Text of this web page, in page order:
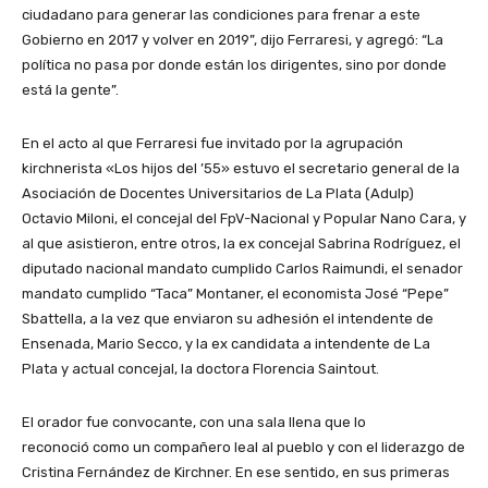
ciudadano para generar las condiciones para frenar a este
Gobierno en 2017 y volver en 2019”, dijo Ferraresi, y agregó: “La
política no pasa por donde están los dirigentes, sino por donde
está la gente”.
En el acto al que Ferraresi fue invitado por la agrupación
kirchnerista «Los hijos del ’55» estuvo el secretario general de la
Asociación de Docentes Universitarios de La Plata (Adulp)
Octavio Miloni, el concejal del FpV-Nacional y Popular Nano Cara, y
al que asistieron, entre otros, la ex concejal Sabrina Rodríguez, el
diputado nacional mandato cumplido Carlos Raimundi, el senador
mandato cumplido “Taca” Montaner, el economista José “Pepe”
Sbattella, a la vez que enviaron su adhesión el intendente de
Ensenada, Mario Secco, y la ex candidata a intendente de La
Plata y actual concejal, la doctora Florencia Saintout.
El orador fue convocante, con una sala llena que lo
reconoció como un compañero leal al pueblo y con el liderazgo de
Cristina Fernández de Kirchner. En ese sentido, en sus primeras